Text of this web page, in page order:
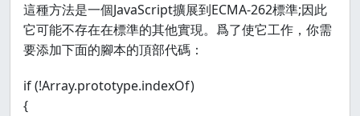
這種方法是一個JavaScript擴展到ECMA-262標準;因此
它可能不存在在標準的其他實現。爲了使它工作，你需
要添加下面的腳本的頂部代碼：
if (!Array.prototype.indexOf)
{